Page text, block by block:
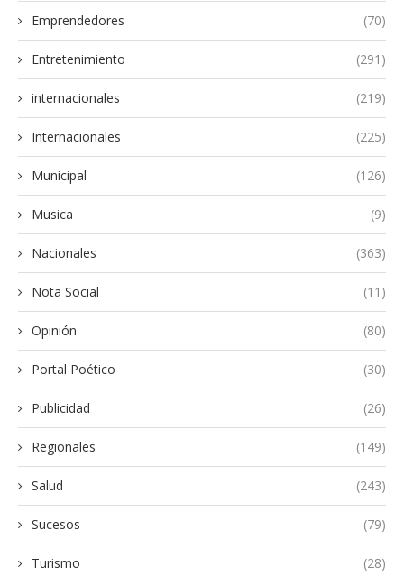
Emprendedores (70)
Entretenimiento (291)
internacionales (219)
Internacionales (225)
Municipal (126)
Musica (9)
Nacionales (363)
Nota Social (11)
Opinión (80)
Portal Poético (30)
Publicidad (26)
Regionales (149)
Salud (243)
Sucesos (79)
Turismo (28)